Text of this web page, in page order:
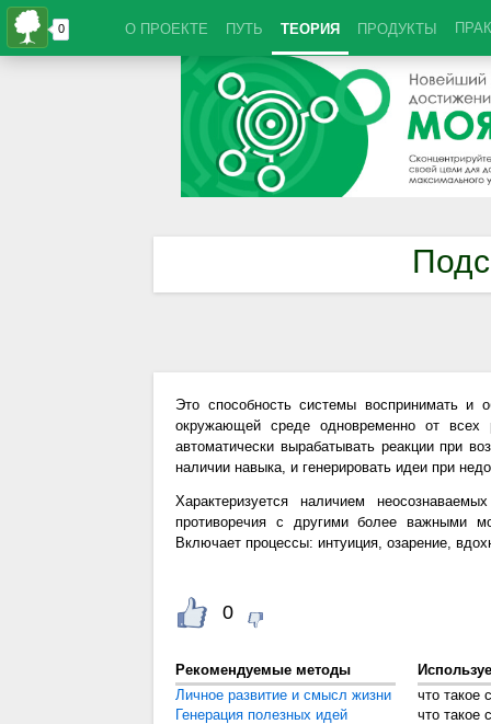
О ПРОЕКТЕ ПУТЬ ТЕОРИЯ ПРОДУКТЫ
Это способность системы воспринимать и
окружающей среде одновременно от всех
автоматически вырабатывать реакции при
наличии навыка, и генерировать идеи при
Характеризуется наличием
противоречия с другими более важными
Включает процессы: интуиция, озарение,
0
Рекомендуемые методы
Личное развитие и смысл жизни
Генерация полезных идей
что такое
что такое